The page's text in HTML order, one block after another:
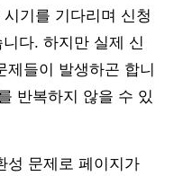
기를 기다리며 신청
다. 하지만 실제 신
제들이 발생하곤 합니
반복하지 않을 수 있
성 문제로 페이지가